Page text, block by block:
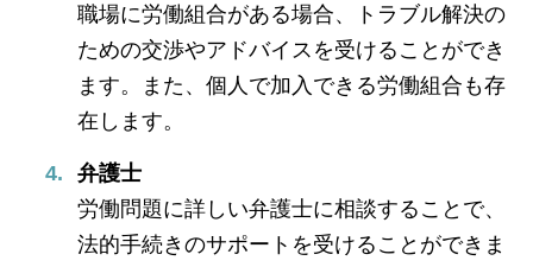
職場に労働組合がある場合、トラブル解決の
ための交渉やアドバイスを受けることができ
ます。また、個人で加入できる労働組合も存
在します。
弁護士
労働問題に詳しい弁護士に相談することで、
法的手続きのサポートを受けることができま